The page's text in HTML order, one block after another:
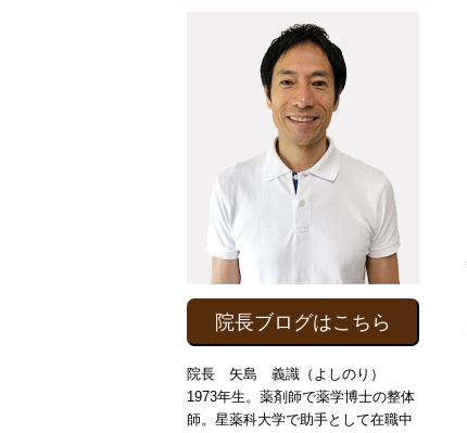
院長ブログはこちら
院長 矢島 義識（よしのり）
1973年生。薬剤師で薬学博士の整体
師。星薬科大学で助手として在職中